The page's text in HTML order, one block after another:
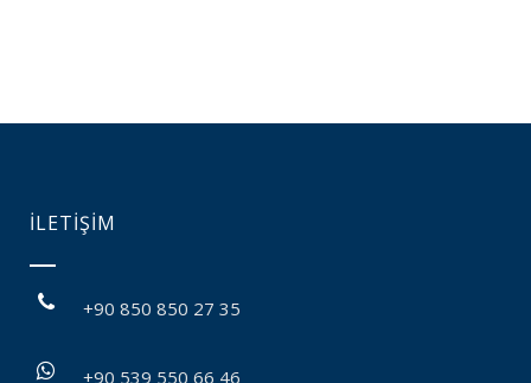
İLETİŞİM
+90 850 850 27 35
+90 539 550 66 46